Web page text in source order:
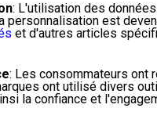
: L'utilisation des
est
et d'autres articles
: Les consommateurs ont
ont utilisé divers
la confiance et